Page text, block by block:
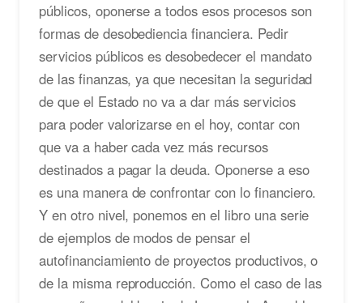
públicos, oponerse a todos esos procesos son
formas de desobediencia financiera. Pedir
servicios públicos es desobedecer el mandato
de las finanzas, ya que necesitan la seguridad
de que el Estado no va a dar más servicios
para poder valorizarse en el hoy, contar con
que va a haber cada vez más recursos
destinados a pagar la deuda. Oponerse a eso
es una manera de confrontar con lo financiero.
Y en otro nivel, ponemos en el libro una serie
de ejemplos de modos de pensar el
autofinanciamiento de proyectos productivos, o
de la misma reproducción. Como el caso de las